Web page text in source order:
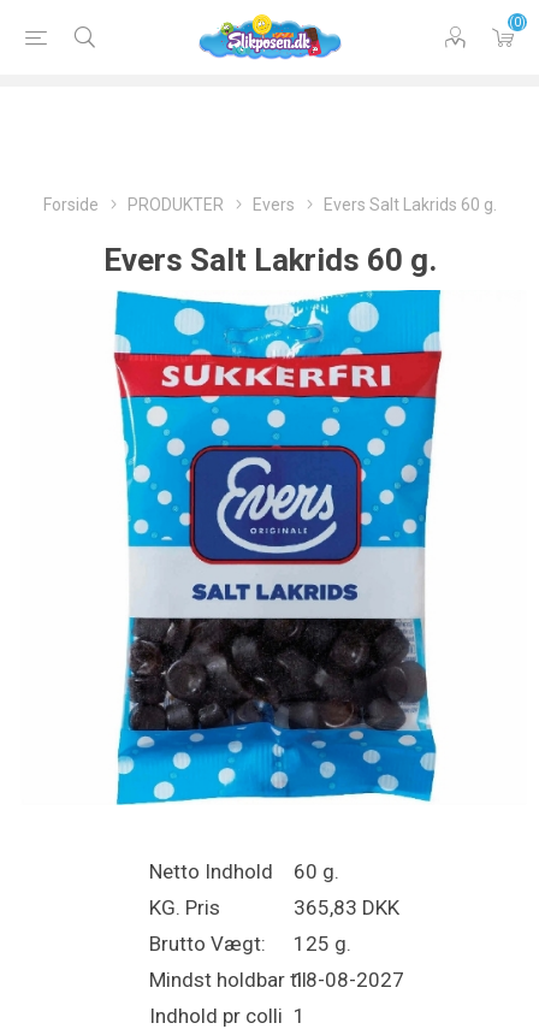
(0)
Forside PRODUKTER Evers Evers Salt Lakrids 60 g.
Evers Salt Lakrids 60 g.
Netto Indhold
60 g.
KG. Pris
365,83 DKK
Brutto Vægt:
125 g.
Mindst holdbar til18-08-2027
Indhold pr colli 1